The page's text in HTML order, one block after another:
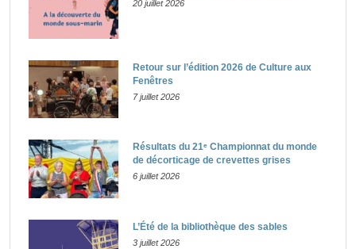
20 juillet 2026
Retour sur l’édition 2026 de Culture aux
Fenêtres
7 juillet 2026
Résultats du 21ᵉ Championnat du monde
de décorticage de crevettes grises
6 juillet 2026
L’Été de la bibliothèque des sables
3 juillet 2026